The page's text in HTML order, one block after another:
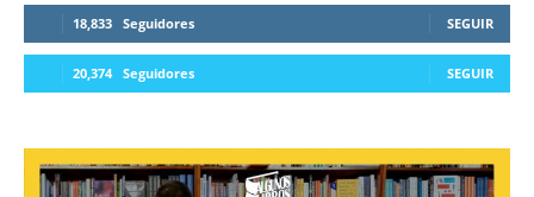
18,833 Seguidores SEGUIR
20,374 Seguidores SEGUIR